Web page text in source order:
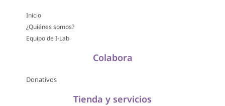
Inicio
¿Quiénes somos?
Equipo de I-Lab
Colabora
Donativos
Tienda y servicios